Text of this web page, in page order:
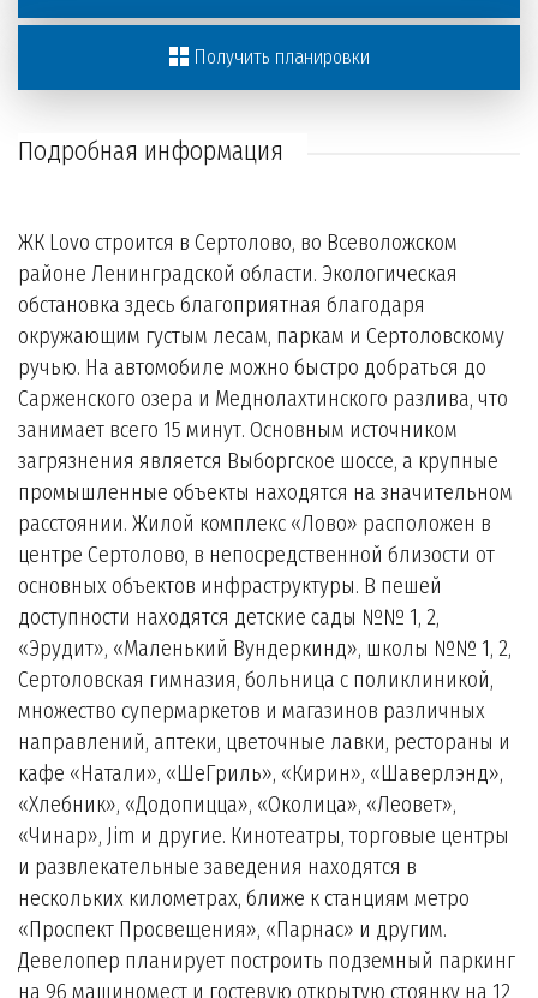
Получить планировки
Подробная информация
ЖК Lovo строится в Сертолово, во Всеволожском
районе Ленинградской области. Экологическая
обстановка здесь благоприятная благодаря
окружающим густым лесам, паркам и Сертоловскому
ручью. На автомобиле можно быстро добраться до
Сарженского озера и Меднолахтинского разлива, что
занимает всего 15 минут. Основным источником
загрязнения является Выборгское шоссе, а крупные
промышленные объекты находятся на значительном
расстоянии. Жилой комплекс «Лово» расположен в
центре Сертолово, в непосредственной близости от
основных объектов инфраструктуры. В пешей
доступности находятся детские сады №№ 1, 2,
«Эрудит», «Маленький Вундеркинд», школы №№ 1, 2,
Сертоловская гимназия, больница с поликлиникой,
множество супермаркетов и магазинов различных
направлений, аптеки, цветочные лавки, рестораны и
кафе «Натали», «ШеГриль», «Кирин», «Шаверлэнд»,
«Хлебник», «Додопицца», «Околица», «Леовет»,
«Чинар», Jim и другие. Кинотеатры, торговые центры
и развлекательные заведения находятся в
нескольких километрах, ближе к станциям метро
«Проспект Просвещения», «Парнас» и другим.
Девелопер планирует построить подземный паркинг
на 96 машиномест и гостевую открытую стоянку на 12